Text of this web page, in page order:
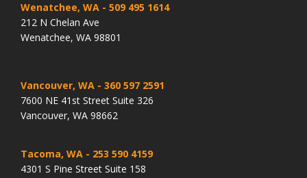
Wenatchee, WA - 509 495 1614
212 N Chelan Ave
Wenatchee, WA 98801
Vancouver, WA - 360 597 2591
7600 NE 41st Street Suite 326
Vancouver, WA 98662
Tacoma, WA - 253 590 4159
4301 S Pine Street Suite 158